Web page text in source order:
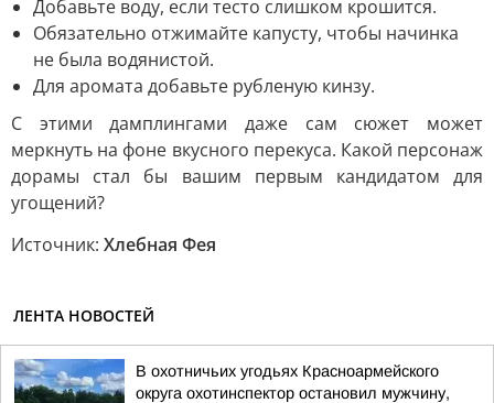
Добавьте воду, если тесто слишком крошится.
Обязательно отжимайте капусту, чтобы начинка
не была водянистой.
Для аромата добавьте рубленую кинзу.
С этими дамплингами даже сам сюжет может
меркнуть на фоне вкусного перекуса. Какой персонаж
дорамы стал бы вашим первым кандидатом для
угощений?
Источник: Хлебная Фея
ЛЕНТА НОВОСТЕЙ
В охотничьих угодьях Красноармейского
округа охотинспектор остановил мужчину,